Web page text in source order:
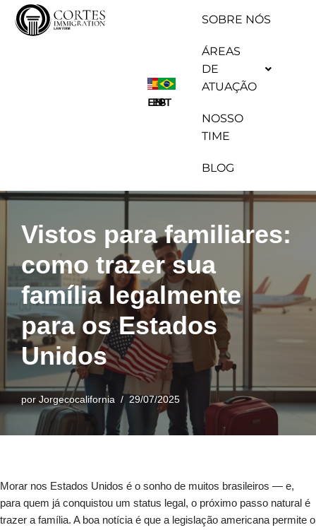
Pular
SOBRE NÓS
ÁREAS
DE
ATUAÇÃO
NOSSO
TIME
BLOG
EN
ESPT
Vistos para familiares:
como trazer sua
família legalmente
para os Estados
Unidos
por Jorgecocalifornia 29/07/2025
Morar nos Estados Unidos é o sonho de muitos brasileiros — e,
para quem já conquistou um status legal, o próximo passo natural é
trazer a família. A boa notícia é que a legislação americana permite o